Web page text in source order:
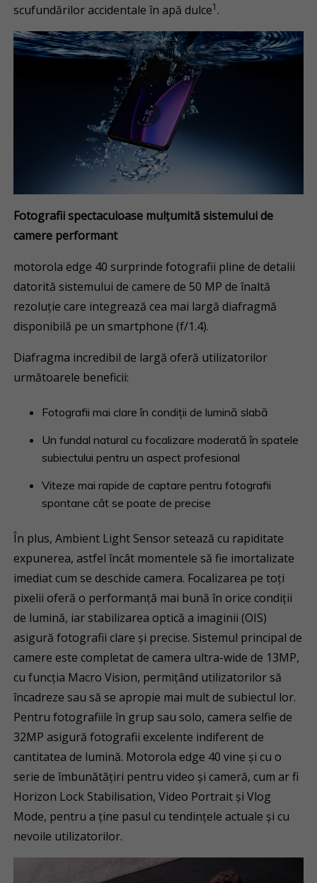
scufundărilor accidentale în apă dulce1 .
Fotografii spectaculoase mulțumită sistemului de
camere performant
motorola edge 40 surprinde fotografii pline de detalii
datorită sistemului de camere de 50 MP de înaltă
rezoluție care integrează cea mai largă diafragmă
disponibilă pe un smartphone (f/1.4).
Diafragma incredibil de largă oferă utilizatorilor
următoarele beneficii:
Fotografii mai clare în condiții de lumină slabă
Un fundal natural cu focalizare moderată în spatele
subiectului pentru un aspect profesional
Viteze mai rapide de captare pentru fotografii
spontane cât se poate de precise
În plus, Ambient Light Sensor setează cu rapiditate
expunerea, astfel încât momentele să fie imortalizate
imediat cum se deschide camera. Focalizarea pe toți
pixelii oferă o performanță mai bună în orice condiții
de lumină, iar stabilizarea optică a imaginii (OIS)
asigură fotografii clare și precise. Sistemul principal de
camere este completat de camera ultra-wide de 13MP,
cu funcția Macro Vision, permițând utilizatorilor să
încadreze sau să se apropie mai mult de subiectul lor.
Pentru fotografiile în grup sau solo, camera selfie de
32MP asigură fotografii excelente indiferent de
cantitatea de lumină. Motorola edge 40 vine și cu o
serie de îmbunătățiri pentru video și cameră, cum ar fi
Horizon Lock Stabilisation, Video Portrait și Vlog
Mode, pentru a ține pasul cu tendințele actuale și cu
nevoile utilizatorilor.